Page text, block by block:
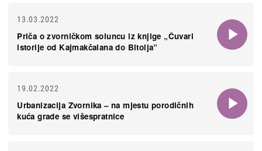
13.03.2022
Priča o zvorničkom soluncu iz knjige „Čuvari
istorije od Kajmakčalana do Bitolja”
19.02.2022
Urbanizacija Zvornika – na mjestu porodičnih
kuća grade se višespratnice